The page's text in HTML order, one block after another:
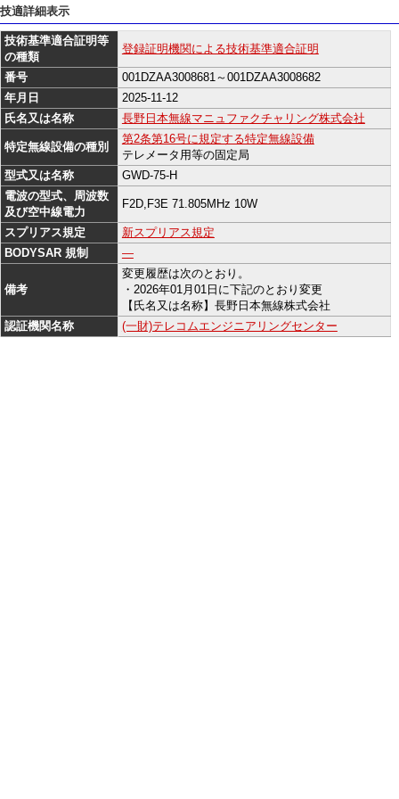
技適詳細表示
技術基準適合証明等
の種類
登録証明機関による技術基準適合証明
番号
001DZAA3008681～001DZAA3008682
年月日
2025-11-12
氏名又は名称
長野日本無線マニュファクチャリング株式会社
特定無線設備の種別
第2条第16号に規定する特定無線設備
テレメータ用等の固定局
型式又は名称
GWD-75-H
電波の型式、周波数
及び空中線電力
F2D,F3E 71.805MHz 10W
スプリアス規定
新スプリアス規定
BODYSAR 規制
―
備考
変更履歴は次のとおり。
・2026年01月01日に下記のとおり変更
【氏名又は名称】長野日本無線株式会社
認証機関名称
(一財)テレコムエンジニアリングセンター